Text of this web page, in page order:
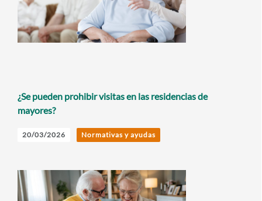
¿Se pueden prohibir visitas en las residencias de
mayores?
20/03/2026 Normativas y ayudas